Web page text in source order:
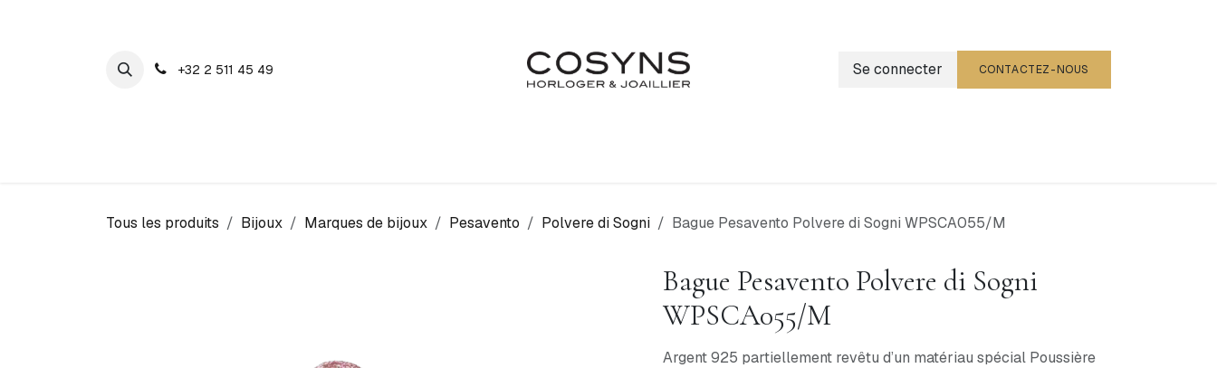
+32 2 511 45 49 Se connecter CONTACTEZ-NOUS
Tous les produits Bijoux Marques de bijoux Pesavento Polvere di Sogni Bague Pesavento Polvere di Sogni WPSCA055/M
Bague Pesavento Polvere di Sogni
WPSCA055/M
Argent 925 partiellement revêtu d’un matériau spécial Poussière